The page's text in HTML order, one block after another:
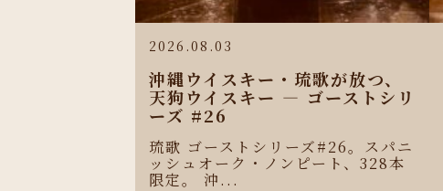
2026.08.03
沖縄ウイスキー・琉歌が放つ、
天狗ウイスキー ― ゴーストシリ
ーズ #26
琉歌 ゴーストシリーズ#26。スパニ
ッシュオーク・ノンピート、328本
限定。 沖...